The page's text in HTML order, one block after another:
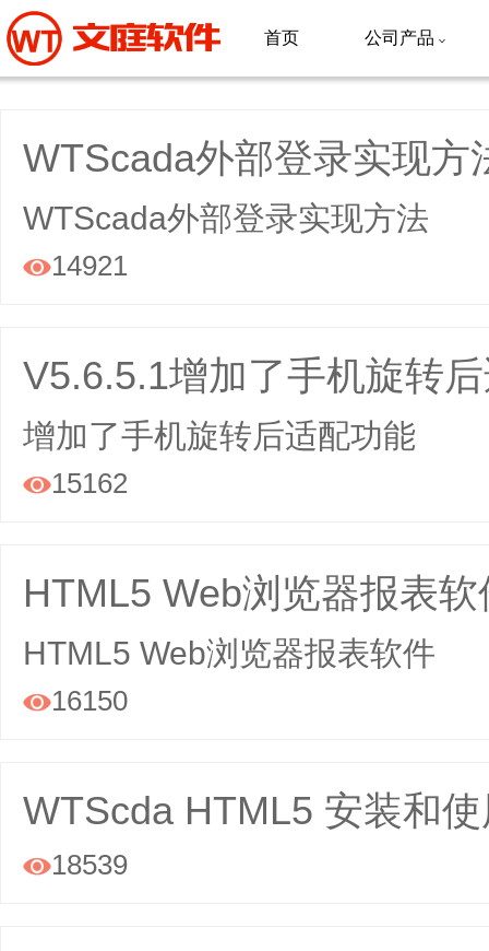
首页 公司产品 
WTScada外部登录实现方
WTScada外部登录实现方法
14921
V5.6.5.1增加了手机旋转
增加了手机旋转后适配功能
15162
HTML5 Web浏览器报表软
HTML5 Web浏览器报表软件
16150
WTScda HTML5 安装和
18539